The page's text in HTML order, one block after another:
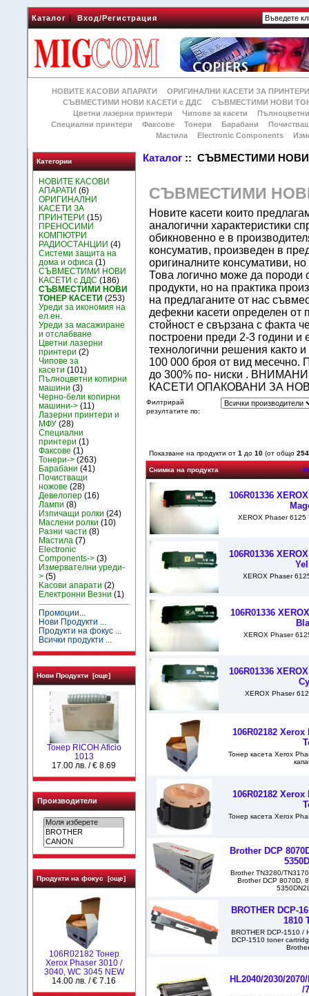
Каталог|Вход/Регистрация
НОВИТЕ КАСОВИ АПАРАТИ
ОРИГИНАЛНИ КАСЕТИ ЗА
СЪВМЕСТИМИ НОВИ КАСЕТИ с ДДС
СЪВМЕСТИМИ НОВИ
Цветни лазерни принтери
Чипове за касети
Специални принтери
Факсове Тонери Барабани
Мастила
Electronic Components
Категории
НОВИТЕ КАСОВИ
АПАРАТИ (6)
ОРИГИНАЛНИ
КАСЕТИ ЗА
ПРИНТЕРИ (15)
ПРЕНОСИМИ
КОМПЮТРИ
РАДИОСТАНЦИИ (4)
Системи защита на
дома и офиса (1)
СЪВМЕСТИМИ НОВИ
КАСЕТИ с ДДС (186)
СЪВМЕСТИМИ НОВИ
ТОНЕР КАСЕТИ (253)
Уреди за икономия на
ел.ен.
Уреди за масажиране
и отслабване
Цветни лазерни
принтери (2)
Чипове за
касети (101)
Пълноцветни копирни
машини (3)
Черно-бели копирни
машини-> (11)
Лазерни принтери и
МФУ (28)
Специални
принтери (1)
Факсове (1)
Тонери-> (263)
Барабани (41)
Почистващи
ножове (28)
Девелопер (16)
Лампи (8)
Изпичащи ролки (24)
Маслени ролки (10)
Разни части (8)
Мастила (7)
Electronic
Components-> (3)
Измервателни уреди-
> (5)
Kасови апарати (2)
Електронни Везни (1)
Промоции...
Нови Продукти ...
Продукти на фокус ...
Всички продукти ...
Нови Продукти [още]
Тонер RICOH Aficio
1013
17.00 лв. / € 8.69
Производители
Продукти на фокус [още]
106R02182 Тонер
Xerox Phaser 3010 /
3040, WC 3045 NEW
14.00 лв. / € 7.16
Каталог :: СЪВМЕСТИМИ НОВИ
СЪВМЕСТИМИ
Новите касети които
аналогични характеристики
обикновенно е в
консуматив, произведен в
оригиналните консумативи,
Това логично може да породи
продукти, но на практика
на предлаганите от нас
дефекни касети определен от
стойност е свързана с факта
построени преди 2-3 години и
технологични решения както
100 000 броя от вид месечно.
до 300% по- ниски .
КАСЕТИ ОПАКОВАНИ ЗА
Филтрирай
резултатите по:
Показване на продукти от 1до 10(от общо 254
Снимка на продукта
106R01336
XEROX Phaser 6125
106R01336
XEROX Phaser
106R01336
XEROX Phaser
106R01336
XEROX Phaser
106R02182 Xerox
Тонер касета Xerox
106R02182 Xerox
Тонер касета Xerox
Brother DCP
Brother TN3280/
Brother DCP 8070D,
BROTHER DCP-
1810
BROTHER DCP-1510 /
DCP-1510 toner
HL2040/2030/
/